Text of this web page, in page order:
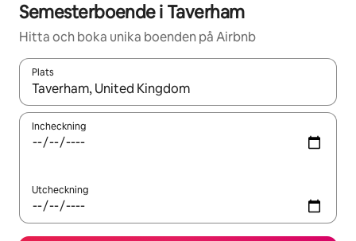
Semesterboende i Taverham
Hitta och boka unika boenden på Airbnb
Plats
När resultaten är tillgängliga kan du navigera med upp- och
Incheckning
Utcheckning